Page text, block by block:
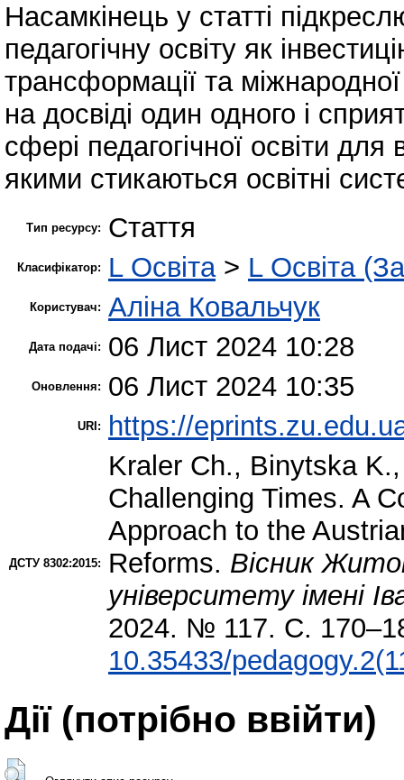
Насамкінець у статті
педагогічну освіту як
трансформації та
на досвіді один одного і
сфері педагогічної освіти
якими стикаються освітні
Тип ресурсу: Стаття
Класифікатор: L Освіта> L Освіта
Користувач: Аліна Ковальчук
Дата подачі: 06 Лист 2024 10:28
Оновлення: 06 Лист 2024 10:35
URI: https://
ДСТУ 8302:2015:
Kraler Ch., Binytska K.
Challenging Times. A
Approach to the
Reforms. Вісник
університету імені
2024. № 117. С.
10.35433/
Дії ​​(потрібно ввійти)